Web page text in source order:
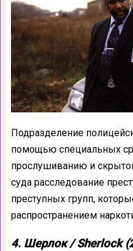
Подразделение
помощью специальных
прослушиванию и
суда расследование
преступных групп,
распространением
4. Шерлок / Sherlock